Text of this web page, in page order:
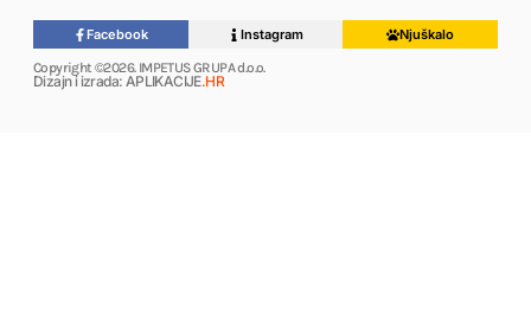
Facebook Instagram
Njuškalo
Copyright ©2026. IMPETUS GRUPA d.o.o.
Dizajn i izrada: APLIKACIJE.HR